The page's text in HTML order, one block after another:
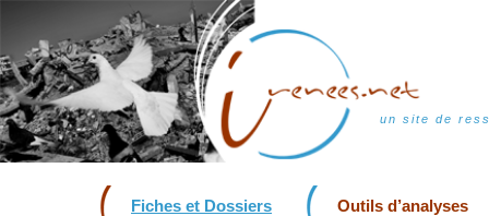
un site de
Fiches et Dossiers Outils d’analyses